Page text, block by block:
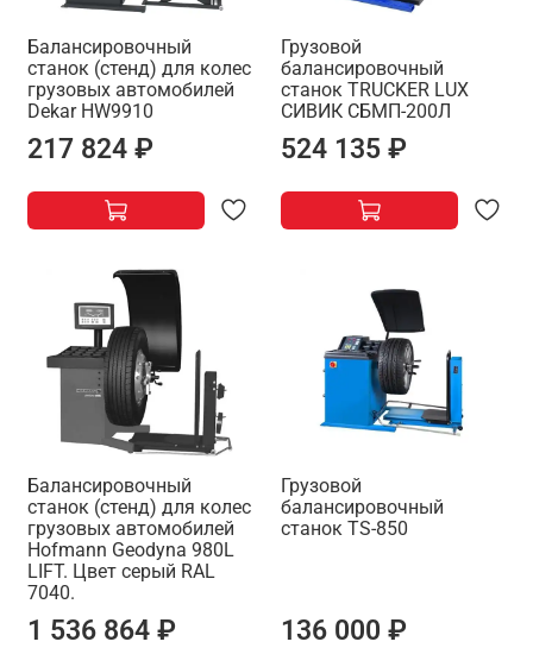
Балансировочный
станок (стенд) для колес
грузовых автомобилей
Dekar HW9910
217 824 ₽
Грузовой
балансировочный
станок TRUCKER LUX
СИВИК СБМП-200Л
524 135 ₽
Балансировочный
станок (стенд) для колес
грузовых автомобилей
Hofmann Geodyna 980L
LIFT. Цвет серый RAL
7040.
1 536 864 ₽
Грузовой
балансировочный
станок TS-850
136 000 ₽